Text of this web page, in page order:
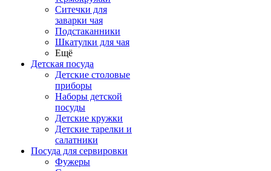
Ситечки для
заварки чая
Подстаканники
Шкатулки для чая
Ещё
Детская посуда
Детские столовые
приборы
Наборы детской
посуды
Детские кружки
Детские тарелки и
салатники
Посуда для сервировки
Фужеры